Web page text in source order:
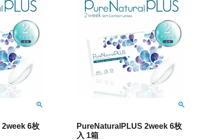
6枚
PureNaturalPLUS 2week 6枚
入 1箱